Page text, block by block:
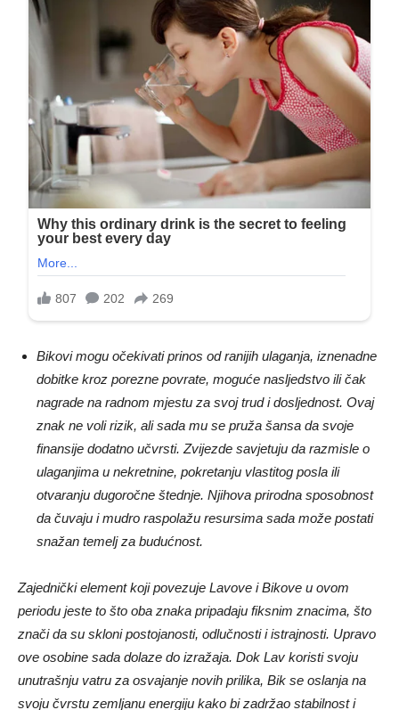
Bikovi mogu očekivati prinos od ranijih ulaganja, iznenadne
dobitke kroz porezne povrate, moguće nasljedstvo ili čak
nagrade na radnom mjestu za svoj trud i dosljednost. Ovaj
znak ne voli rizik, ali sada mu se pruža šansa da svoje
finansije dodatno učvrsti. Zvijezde savjetuju da razmisle o
ulaganjima u nekretnine, pokretanju vlastitog posla ili
otvaranju dugoročne štednje. Njihova prirodna sposobnost
da čuvaju i mudro raspolažu resursima sada može postati
snažan temelj za budućnost.
Zajednički element koji povezuje Lavove i Bikove u ovom
periodu jeste to što oba znaka pripadaju fiksnim znacima, što
znači da su skloni postojanosti, odlučnosti i istrajnosti. Upravo
ove osobine sada dolaze do izražaja. Dok Lav koristi svoju
unutrašnju vatru za osvajanje novih prilika, Bik se oslanja na
svoju čvrstu zemljanu energiju kako bi zadržao stabilnost i